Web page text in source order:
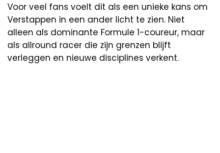
Voor veel fans voelt dit als een unieke kans om
Verstappen in een ander licht te zien. Niet
alleen als dominante Formule 1-coureur, maar
als allround racer die zijn grenzen blijft
verleggen en nieuwe disciplines verkent.